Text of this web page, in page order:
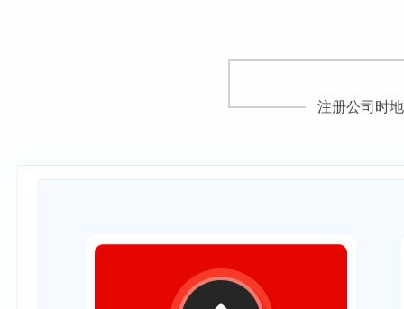
注册公司时